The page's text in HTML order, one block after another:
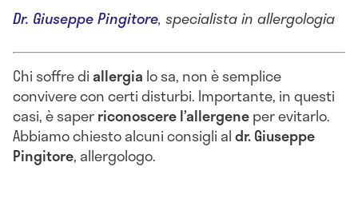
Dr. Giuseppe Pingitore, specialista in allergologia
Chi soffre diallergia lo sa, non è semplice
convivere con certi disturbi. Importante, in questi
casi, è saperriconoscere l’allergeneper evitarlo.
Abbiamo chiesto alcuni consigli aldr. Giuseppe
Pingitore, allergologo.